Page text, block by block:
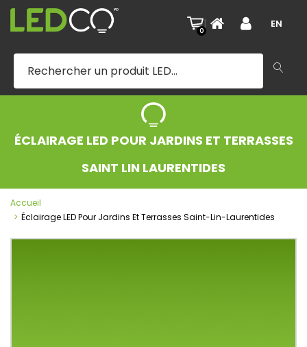
0
| EN
ÉCLAIRAGE LED POUR JARDINS ET TERRASSES
SAINT LIN LAURENTIDES
Accueil
Éclairage LED Pour Jardins Et Terrasses Saint-Lin-Laurentides